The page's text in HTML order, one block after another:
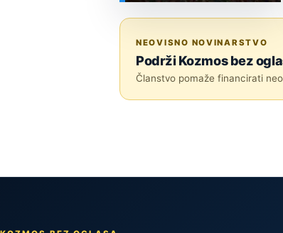
NEOVISNO NOVINARSTVO
Podrži Kozmos bez
Članstvo pomaže financirati